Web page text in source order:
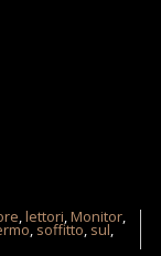
,lettori,Monitor,
, soffitto, sul,